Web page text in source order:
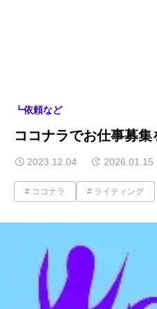
┗依頼など
ココナラでお仕事募
2023.12.04 2026.01.15
ココナラ ライティング